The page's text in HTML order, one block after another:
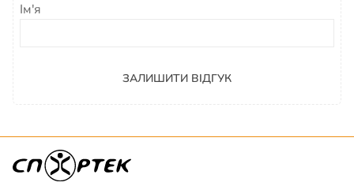
Ім'я
ЗАЛИШИТИ ВІДГУК